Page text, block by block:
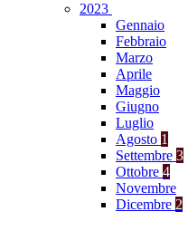
2023
Gennaio
Febbraio
Marzo
Aprile
Maggio
Giugno
Luglio
Agosto 1
Settembre 3
Ottobre 4
Novembre
Dicembre 2